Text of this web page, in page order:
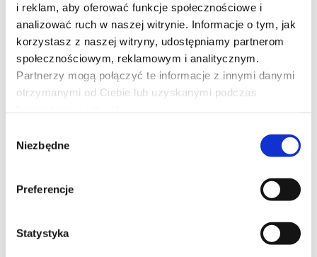
i reklam, aby oferować funkcje społecznościowe i
analizować ruch w naszej witrynie. Informacje o tym, jak
korzystasz z naszej witryny, udostępniamy partnerom
społecznościowym, reklamowym i analitycznym.
Partnerzy mogą połączyć te informacje z innymi danymi
otrzymanymi od Ciebie lub uzyskanymi podczas
zgody
Niezbędne
Preferencje
Statystyka
Mandalorian i Grogu 3D dubbing
Złowrogie Imperium upadło, a imperialni watażkowie wciąż są
rozproszeni po całej galaktyce. Nowo powstała Nowa Republika,
o pomoc do legendarnego mandaloriańskiego łowcy nagród, Dina
Djarina, i jego młodego ucznia, Grogu.